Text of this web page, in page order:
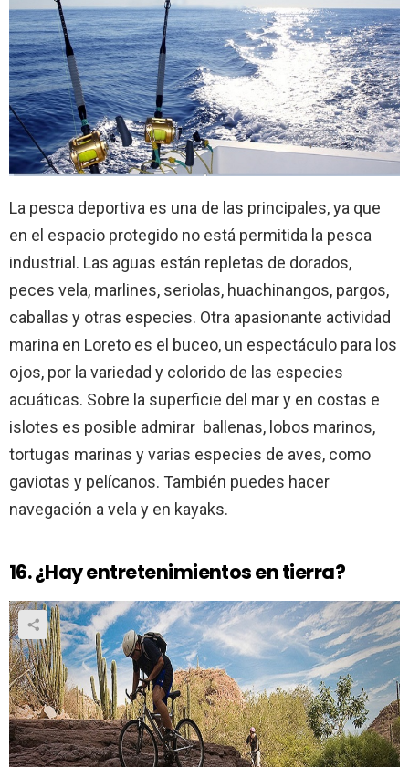
La pesca deportiva es una de las principales, ya que
en el espacio protegido no está permitida la pesca
industrial. Las aguas están repletas de dorados,
peces vela, marlines, seriolas, huachinangos, pargos,
caballas y otras especies. Otra apasionante actividad
marina en Loreto es el buceo, un espectáculo para los
ojos, por la variedad y colorido de las especies
acuáticas. Sobre la superficie del mar y en costas e
islotes es posible admirar ballenas, lobos marinos,
tortugas marinas y varias especies de aves, como
gaviotas y pelícanos. También puedes hacer
navegación a vela y en kayaks.
16. ¿Hay entretenimientos en tierra?